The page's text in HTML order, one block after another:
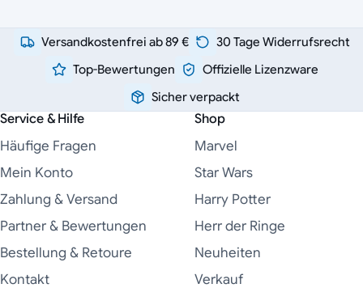
Versandkostenfrei ab 89 €
30 Tage Widerrufsrecht
Top-Bewertungen
Offizielle Lizenzware
Sicher verpackt
Service & Hilfe
Häufige Fragen
Mein Konto
Zahlung & Versand
Partner & Bewertungen
Bestellung & Retoure
Kontakt
Shop
Marvel
Star Wars
Harry Potter
Herr der Ringe
Neuheiten
Verkauf